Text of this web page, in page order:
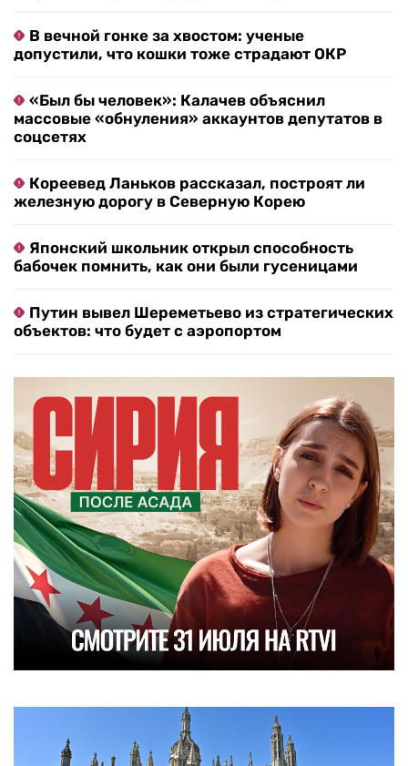
В вечной гонке за хвостом: ученые
допустили, что кошки тоже страдают ОКР
«Был бы человек»: Калачев объяснил
массовые «обнуления» аккаунтов депутатов в
соцсетях
Кореевед Ланьков рассказал, построят ли
железную дорогу в Северную Корею
Японский школьник открыл способность
бабочек помнить, как они были гусеницами
Путин вывел Шереметьево из стратегических
объектов: что будет с аэропортом